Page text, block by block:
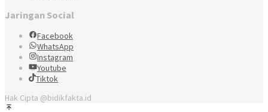
Jaringan Social
Facebook
WhatsApp
Instagram
Youtube
Tiktok
Hak Cipta @bidikfakta.id